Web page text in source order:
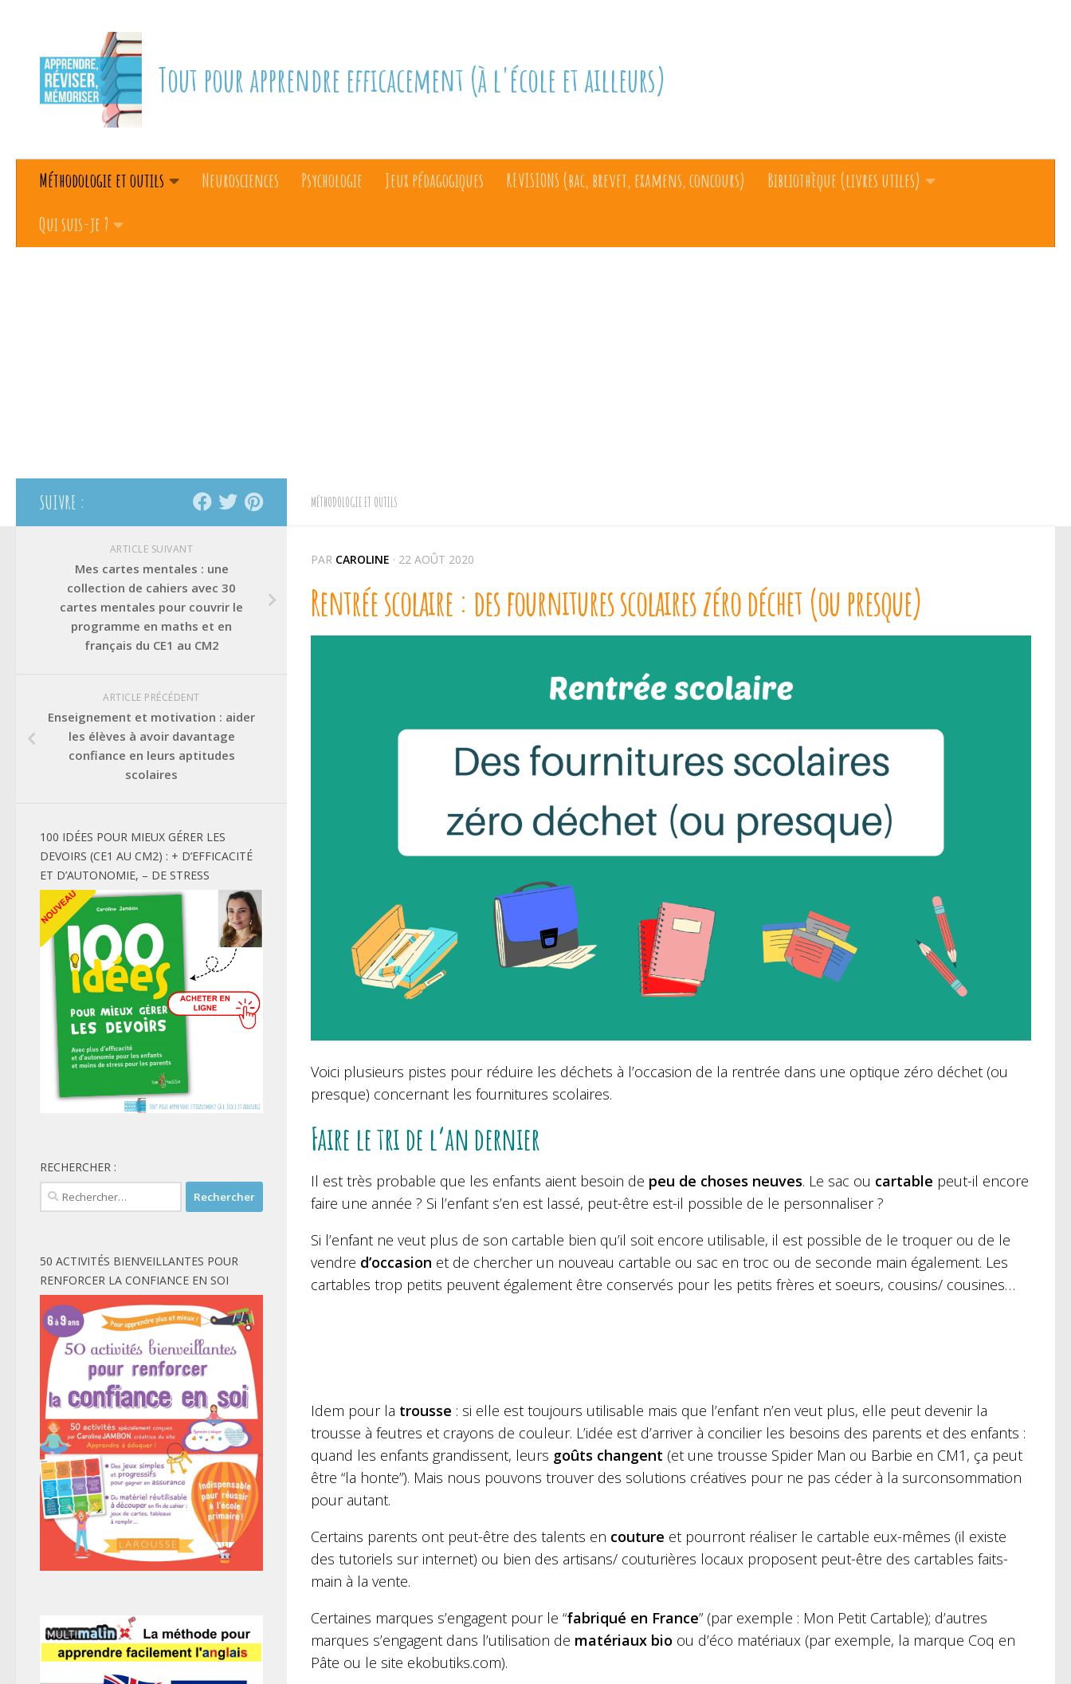
Tout pour apprendre efficacement (à l'école et ailleurs)
Méthodologie et outils Neurosciences Psychologie Jeux pédagogiques REVISIONS (bac, brevet, examens, concours)
Bibliothèque (livres utiles)
Qui suis-je ?
MÉTHODOLOGIE ET OUTILS
PAR CAROLINE · 22 AOÛT 2020
Rentrée scolaire : des fournitures scolaires zéro déchet (ou presque)
Voici plusieurs pistes pour réduire les déchets à l’occasion de la rentrée dans une optique zéro déchet (ou
presque) concernant les fournitures scolaires.
Faire le tri de l’an dernier
Il est très probable que les enfants aient besoin de peu de choses neuves. Le sac ou cartable peut-il encore
faire une année ? Si l’enfant s’en est lassé, peut-être est-il possible de le personnaliser ?
Si l’enfant ne veut plus de son cartable bien qu’il soit encore utilisable, il est possible de le troquer ou de le
vendre d’occasion et de chercher un nouveau cartable ou sac en troc ou de seconde main également. Les
cartables trop petits peuvent également être conservés pour les petits frères et soeurs, cousins/ cousines…
Idem pour la trousse : si elle est toujours utilisable mais que l’enfant n’en veut plus, elle peut devenir la
trousse à feutres et crayons de couleur. L’idée est d’arriver à concilier les besoins des parents et des enfants :
quand les enfants grandissent, leurs goûts changent (et une trousse Spider Man ou Barbie en CM1, ça peut
être “la honte”). Mais nous pouvons trouver des solutions créatives pour ne pas céder à la surconsommation
pour autant.
Certains parents ont peut-être des talents en couture et pourront réaliser le cartable eux-mêmes (il existe
des tutoriels sur internet) ou bien des artisans/ couturières locaux proposent peut-être des cartables faits-
main à la vente.
Certaines marques s’engagent pour le “fabriqué en France” (par exemple : Mon Petit Cartable); d’autres
marques s’engagent dans l’utilisation de matériaux bio ou d’éco matériaux (par exemple, la marque Coq en
Pâte ou le site ekobutiks.com).
SUIVRE :
ARTICLE SUIVANT
Mes cartes mentales : une
collection de cahiers avec 30
cartes mentales pour couvrir le
programme en maths et en
français du CE1 au CM2
ARTICLE PRÉCÉDENT
Enseignement et motivation : aider
les élèves à avoir davantage
confiance en leurs aptitudes
scolaires
100 IDÉES POUR MIEUX GÉRER LES
DEVOIRS (CE1 AU CM2) : + D’EFFICACITÉ
ET D’AUTONOMIE, – DE STRESS
RECHERCHER :
Rechercher :
50 ACTIVITÉS BIENVEILLANTES POUR
RENFORCER LA CONFIANCE EN SOI